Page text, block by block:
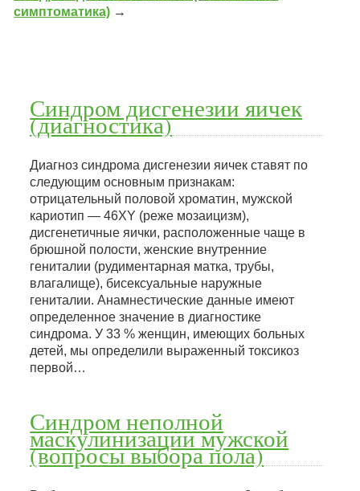
симптоматика) →
Синдром дисгенезии яичек
(диагностика)
Диагноз синдрома дисгенезии яичек ставят по
следующим основным признакам:
отрицательный половой хроматин, мужской
кариотип — 46XY (реже мозаицизм),
дисгенетичные яички, расположенные чаще в
брюшной полости, женские внутренние
гениталии (рудиментарная матка, трубы,
влагалище), бисексуальные наружные
гениталии. Анамнестические данные имеют
определенное значение в диагностике
синдрома. У 33 % женщин, имеющих больных
детей, мы определили выраженный токсикоз
первой…
Синдром неполной
маскулинизации мужской
(вопросы выбора пола)